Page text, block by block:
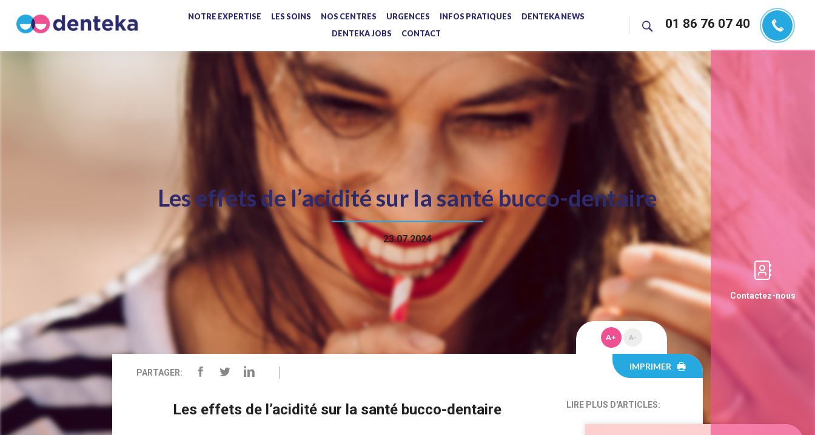
NOTRE EXPERTISE LES SOINS NOS CENTRES URGENCES INFOS PRATIQUES
DENTEKA NEWS
DENTEKA JOBS
CONTACT
01 86 76 07 40
Les effets de l’acidité sur la santé bucco-dentaire
23.07.2024
A+ A-
IMPRIMER
PARTAGER:
Les effets de l’acidité sur la santé bucco-dentaire LIRE PLUS D'ARTICLES:
Contactez-nous